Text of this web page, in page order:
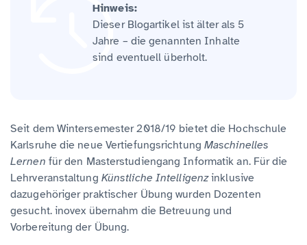
Hinweis:
Dieser Blogartikel ist älter als 5
Jahre – die genannten Inhalte
sind eventuell überholt.
Seit dem Wintersemester 2018/19 bietet die Hochschule
Karlsruhe die neue Vertiefungsrichtung Maschinelles
Lernen für den Masterstudiengang Informatik an. Für die
Lehrveranstaltung Künstliche Intelligenzinklusive
dazugehöriger praktischer Übung wurden Dozenten
gesucht. inovex übernahm die Betreuung und
Vorbereitung der Übung.